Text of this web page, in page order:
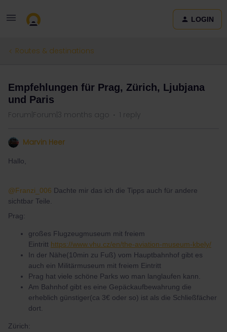
LOGIN
Routes & destinations
Empfehlungen für Prag, Zürich, Ljubjana
und Paris
Forum|Forum|3 months ago 1 reply
Marvin Heer
Hallo,
@Franzi_006 Dachte mir das ich die Tipps auch für andere
sichtbar Teile.
Prag:
großes Flugzeugmuseum mit freiem
Eintritt https://www.vhu.cz/en/the-aviation-museum-kbely/
In der Nähe(10min zu Fuß) vom Hauptbahnhof gibt es
auch ein Militärmuseum mit freiem Eintritt
Prag hat viele schöne Parks wo man langlaufen kann.
Am Bahnhof gibt es eine Gepäckaufbewahrung die
erheblich günstiger(ca 3€ oder so) ist als die Schließfächer
dort.
Zürich: